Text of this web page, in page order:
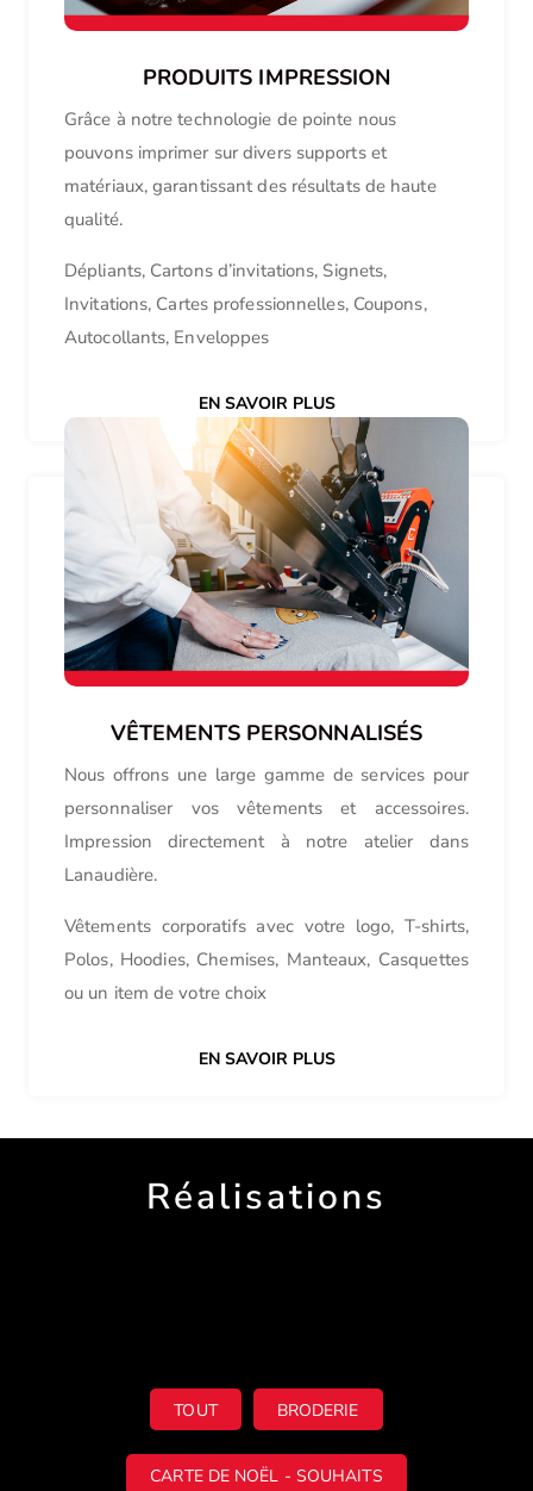
PRODUITS IMPRESSION
Grâce à notre technologie de pointe nous
pouvons imprimer sur divers supports et
matériaux, garantissant des résultats de haute
qualité.
Dépliants, Cartons d’invitations, Signets,
Invitations, Cartes professionnelles, Coupons,
Autocollants, Enveloppes
EN SAVOIR PLUS
VÊTEMENTS PERSONNALISÉS
Nous offrons une large gamme de services pour
personnaliser vos vêtements et accessoires.
Impression directement à notre atelier dans
Lanaudière.
Vêtements corporatifs avec votre logo, T-shirts,
Polos, Hoodies, Chemises, Manteaux, Casquettes
ou un item de votre choix
EN SAVOIR PLUS
Réalisations
TOUT BRODERIE
CARTE DE NOËL - SOUHAITS